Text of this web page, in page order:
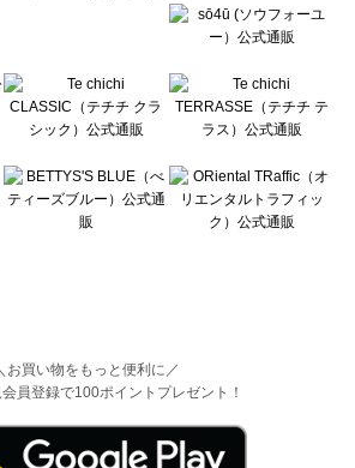
お買い物をもっと便利に／
員登録で100ポイントプレゼント！